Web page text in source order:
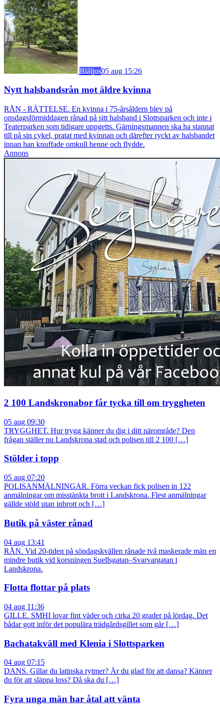
Blåljus05 aug 15:26
Nytt halsbandsrån mot äldre kvinna
RÅN - RÄTTELSE. En kvinna i 75-årsåldern blev på
onsdagsförmiddagen rånad på sitt halsband i Slottsparken och inte i
Teaterparken som tidigare uppgetts. Gärningsmannen ska ha stannat
till på sin cykel, pratat med kvinnan och därefter ryckt av halsbandet
innan han knuffade omkull henne och flydde.
Annons
2 100 Landskronabor får tycka till om tryggheten
05 aug 09:30
TRYGGHET. Hur trygg känner du dig i ditt närområde? Den
frågan ställer nu Landskrona stad och polisen till 2 100 […]
Stölder i topp
05 aug 07:20
POLISANMÄLNINGAR. Förra veckan fick polisen in 122
anmälningar om misstänkta brott i Landskrona. Flest anmälningar
gällde stöld utan inbrott och […]
Butik på väster rånad
04 aug 13:41
RÅN. Vid 20-tiden på söndagskvällen rånade två maskerade män en
mindre butik vid korsningen Suellsgatan–Svarvargatan i
Landskrona.
Flotta flottar på plats
04 aug 11:36
GILLE. SMHI lovar fint väder och cirka 20 grader på lördag. Det
bådar gott inför det populära trädgårdsgillet som går […]
Bachatakväll med Klenia i Slottsparken
04 aug 07:15
DANS. Gillar du latinska rytmer? Är du glad för att dansa? Känner
du för att släppa loss? Då ska du […]
Fyra unga män har åtal att vänta